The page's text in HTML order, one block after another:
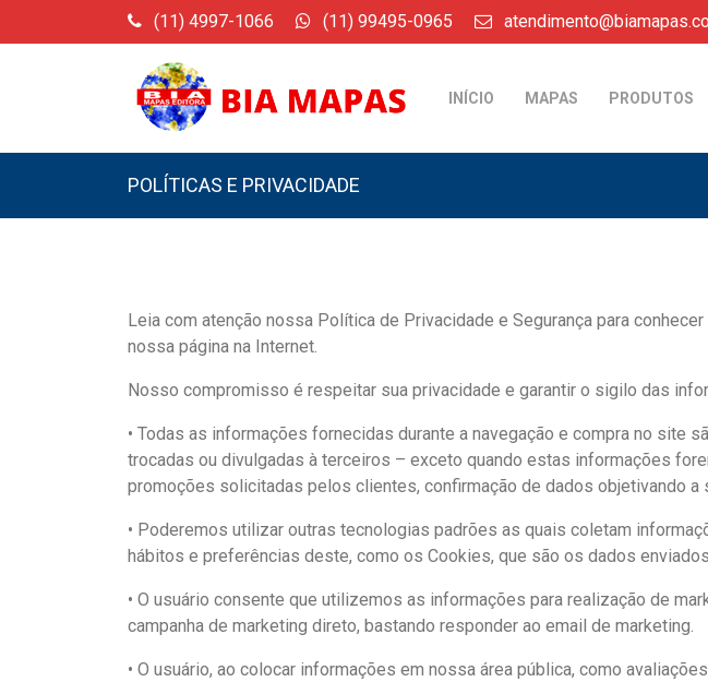
(11) 4997-1066 (11) 99495-0965
INÍCIO MAPAS PRODUTOS
POLÍTICAS E PRIVACIDADE
Leia com atenção nossa Política de Privacidade e Segurança para
nossa página na Internet.
Nosso compromisso é respeitar sua privacidade e garantir o sigilo das
• Todas as informações fornecidas durante a navegação e compra no site
trocadas ou divulgadas à terceiros – exceto quando estas informações
promoções solicitadas pelos clientes, confirmação de dados objetivando a
• Poderemos utilizar outras tecnologias padrões as quais coletam
hábitos e preferências deste, como os Cookies, que são os dados
• O usuário consente que utilizemos as informações para realização de
campanha de marketing direto, bastando responder ao email de marketing.
• O usuário, ao colocar informações em nossa área pública, como